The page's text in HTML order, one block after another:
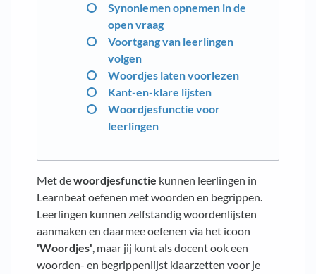
Synoniemen opnemen in de
open vraag
Voortgang van leerlingen
volgen
Woordjes laten voorlezen
Kant-en-klare lijsten
Woordjesfunctie voor
leerlingen
Met dewoordjesfunctie kunnen leerlingen in
Learnbeat oefenen met woorden en begrippen.
Leerlingen kunnen zelfstandig woordenlijsten
aanmaken en daarmee oefenen via het icoon
'Woordjes', maar jij kunt als docent ook een
woorden- en begrippenlijst klaarzetten voor je